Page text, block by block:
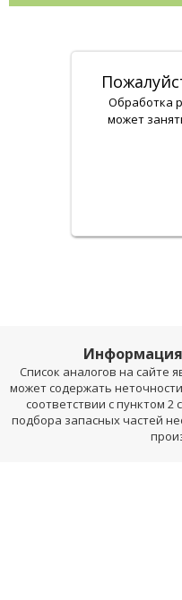
Обработка
может
Список аналогов на сайте
может содержать
соответствии с пунктом 2
подбора запасных частей